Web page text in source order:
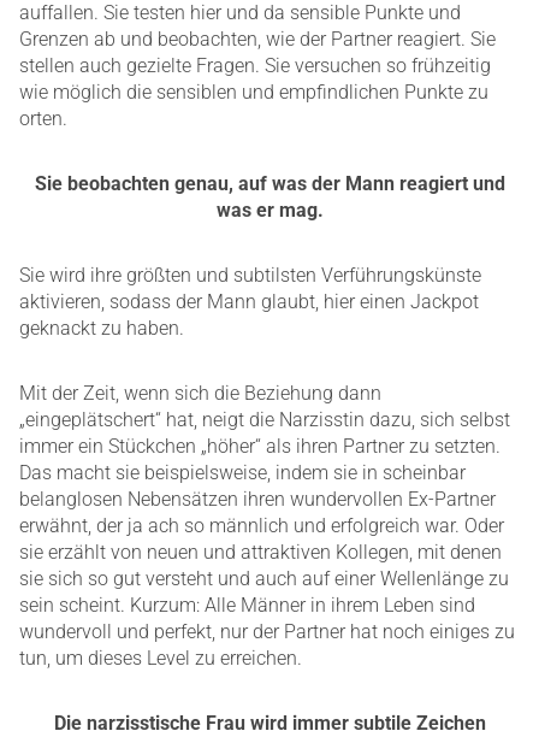
auffallen. Sie testen hier und da sensible Punkte und
Grenzen ab und beobachten, wie der Partner reagiert. Sie
stellen auch gezielte Fragen. Sie versuchen so frühzeitig
wie möglich die sensiblen und empfindlichen Punkte zu
orten.
Sie beobachten genau, auf was der Mann reagiert und
was er mag.
Sie wird ihre größten und subtilsten Verführungskünste
aktivieren, sodass der Mann glaubt, hier einen Jackpot
geknackt zu haben.
Mit der Zeit, wenn sich die Beziehung dann
„eingeplätschert“ hat, neigt die Narzisstin dazu, sich selbst
immer ein Stückchen „höher“ als ihren Partner zu setzten.
Das macht sie beispielsweise, indem sie in scheinbar
belanglosen Nebensätzen ihren wundervollen Ex-Partner
erwähnt, der ja ach so männlich und erfolgreich war. Oder
sie erzählt von neuen und attraktiven Kollegen, mit denen
sie sich so gut versteht und auch auf einer Wellenlänge zu
sein scheint. Kurzum: Alle Männer in ihrem Leben sind
wundervoll und perfekt, nur der Partner hat noch einiges zu
tun, um dieses Level zu erreichen.
Die narzisstische Frau wird immer subtile Zeichen